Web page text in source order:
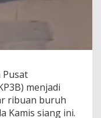
Pusat
menjadi
ribuan buruh
Kamis siang ini.